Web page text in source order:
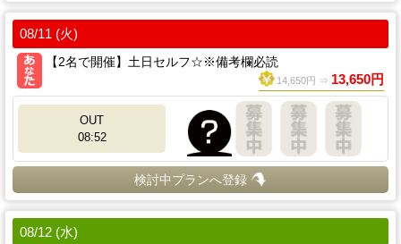
08/11 (火)
【2名で開催】土日セルフ☆※備考欄必読
14,650円 ⇒ 13,650円
OUT
08:52
検討中プランへ登録
08/12 (水)